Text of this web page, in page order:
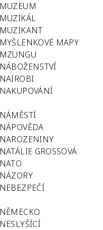
MUZEUM
MUZIKÁL
MUZIKANT
MYŠLENKOVÉ MAPY
MZUNGU
NÁBOŽENSTVÍ
NAIROBI
NAKUPOVÁNÍ
NÁMĚSTÍ
NÁPOVĚDA
NAROZENINY
NATÁLIE GROSSOVÁ
NATO
NÁZORY
NEBEZPEČÍ
NĚMECKO
NESLYŠÍCÍ